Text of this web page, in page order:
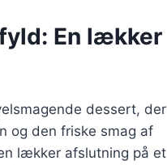
En lækker
dessert, der
og den friske smag af
lækker afslutning på et